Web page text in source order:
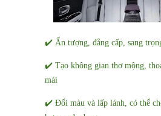
✔️ Ấn tượng, đẳng cấp, sang
✔️ Tạo không gian thơ mộng,
mái
✔️ Đổi màu và lấp lánh, có thể